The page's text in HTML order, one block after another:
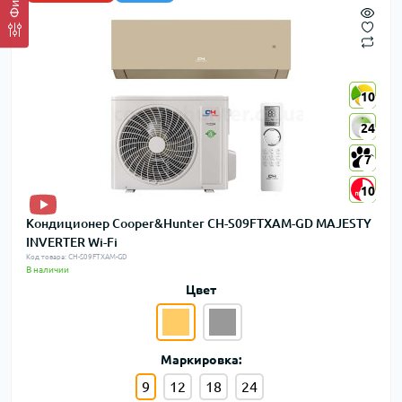
10
24
7
10
10
24
7
10
Кондиционер Cooper&Hunter CH-S09FTXAM-GD MAJESTY
INVERTER Wi-Fi
Код товара: CH-S09FTXAM-GD
В наличии
Цвет
Маркировка:
9 12 18 24